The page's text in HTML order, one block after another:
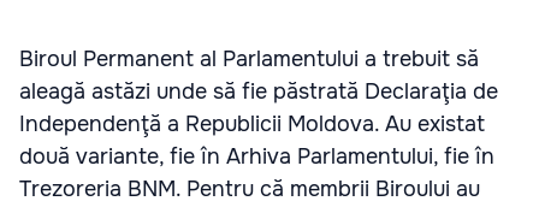
Biroul Permanent al Parlamentului a trebuit să
aleagă astăzi unde să fie păstrată Declaraţia de
Independenţă a Republicii Moldova. Au existat
două variante, fie în Arhiva Parlamentului, fie în
Trezoreria BNM. Pentru că membrii Biroului au